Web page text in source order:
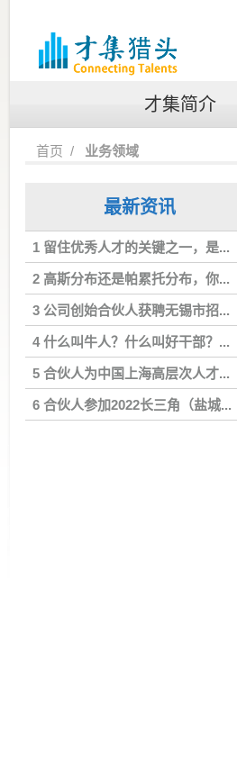
才集简介
首页 / 业务领域
最新资讯
1 留住优秀人才的关键之一，是...
2 高斯分布还是帕累托分布，你...
3 公司创始合伙人获聘无锡市招...
4 什么叫牛人？什么叫好干部？...
5 合伙人为中国上海高层次人才...
6 合伙人参加2022长三角（盐城...